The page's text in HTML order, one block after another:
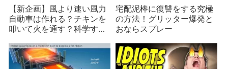
【新企画】風より速い風力
自動車は作れる？チキンを
叩いて火を通す？科学する
日アメリカ急上昇ピックア
ップ
宅配泥棒に復讐をする究極
の方法！グリッター爆発と
おならスプレー